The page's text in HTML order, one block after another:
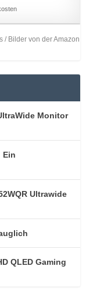
/ Bilder von der Amazon
Monitor
Ein
Ultrawide
QLED Gaming